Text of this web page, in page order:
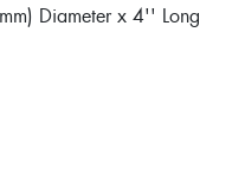
Diameter x 4'' Long